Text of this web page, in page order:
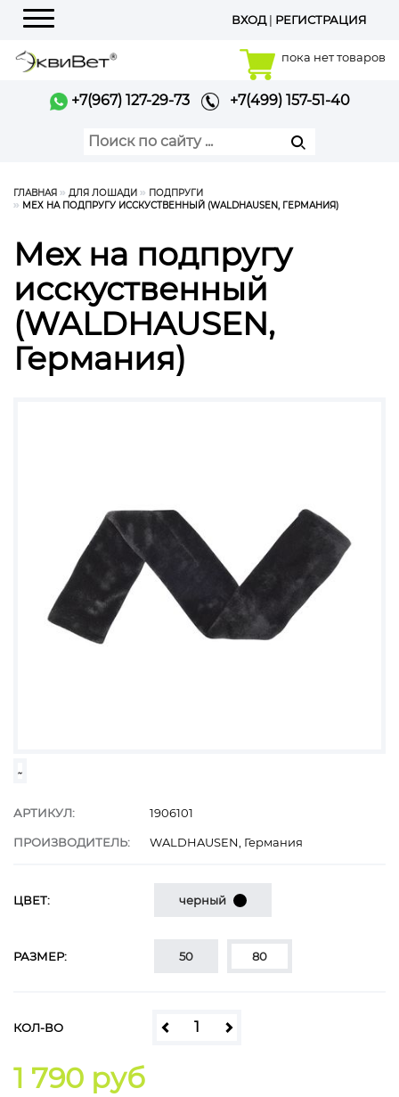
Меню
ВХОД| РЕГИСТРАЦИЯ
пока нет товаров
+7(967) 127-29-73 +7(499) 157-51-40
ГЛАВНАЯ ДЛЯ ЛОШАДИ
ПОДПРУГИ
МЕХ НА ПОДПРУГУ ИССКУСТВЕННЫЙ (WALDHAUSEN, ГЕРМАНИЯ)
Мех на подпругу
исскуственный
(WALDHAUSEN,
Германия)
АРТИКУЛ: 1906101
ПРОИЗВОДИТЕЛЬ: WALDHAUSEN, Германия
ЦВЕТ: черный
РАЗМЕР: 50 80
КОЛ-ВО
1 790 руб